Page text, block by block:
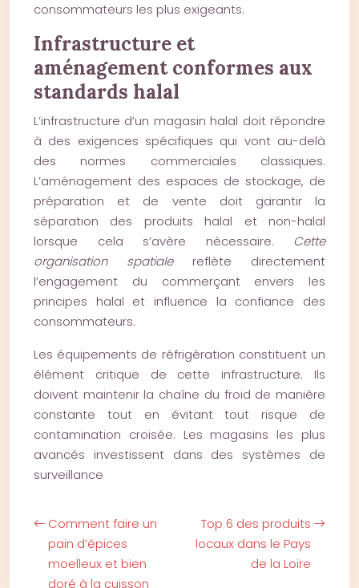
consommateurs les plus exigeants.
Infrastructure et
aménagement conformes aux
standards halal
L’infrastructure d’un magasin halal doit répondre
à des exigences spécifiques qui vont au-delà
des normes commerciales classiques.
L’aménagement des espaces de stockage, de
préparation et de vente doit garantir la
séparation des produits halal et non-halal
lorsque cela s’avère nécessaire. Cette
organisation spatiale reflète directement
l’engagement du commerçant envers les
principes halal et influence la confiance des
consommateurs.
Les équipements de réfrigération constituent un
élément critique de cette infrastructure. Ils
doivent maintenir la chaîne du froid de manière
constante tout en évitant tout risque de
contamination croisée. Les magasins les plus
avancés investissent dans des systèmes de
surveillance
Comment faire un
pain d’épices
moelleux et bien
doré à la cuisson
Top 6 des produits
locaux dans le Pays
de la Loire